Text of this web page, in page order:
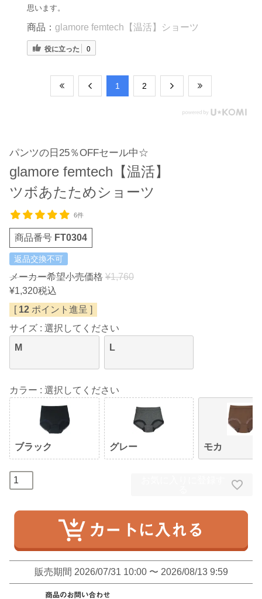
思います。
商品： glamore femtech【温活】ショーツ
役に立った 0
​1 ​2
パンツの日25％OFFセール中☆
glamore femtech【温活】
ツボあたためショーツ
6件
商品番号 FT0304
返品交換不可
メーカー希望小売価格 ¥1,760
¥1,320税込
[ 12 ポイント進呈 ]
サイズ
選択してください
M
L
カラー 選択してください
ブラック グレー モカ
販売期間 2026/07/31 10:00 〜 2026/08/13 9:59